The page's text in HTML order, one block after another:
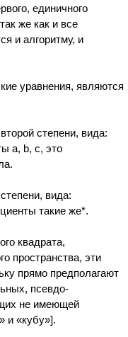
единичного
же как и все
и алгоритму, и
уравнения, являются
степени, вида:
a, b, c, это
вида:
такие же*.
квадрата,
пространства, эти
прямо предполагают
псевдо-
не имеющей
и «кубу»].